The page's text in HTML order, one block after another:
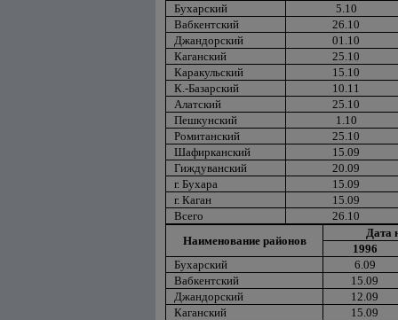
Бухарский
5.10
Вабкентский
26.10
Джандорский
01.10
Каганский
25.10
Каракульский
15.10
К.-Базарский
10.11
Алатский
25.10
Пешкунский
1.10
Ромитанский
25.10
Шафирканский
15.09
Гиждуванский
20.09
г. Бухара
15.09
г. Каган
15.09
Всего
26.10
Наименование районов
Дата
1996
Бухарский
6.09
Вабкентский
15.09
Джандорский
12.09
Каганский
15.09